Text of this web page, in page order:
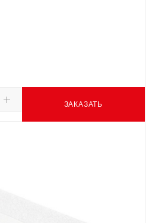
ЗАКАЗАТЬ